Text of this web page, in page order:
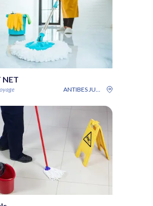
NET
ANTIBES JUAN-LES-PINS